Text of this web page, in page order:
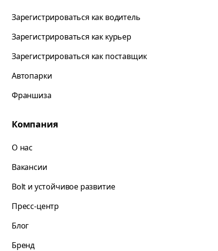
Зарегистрироваться как водитель
Зарегистрироваться как курьер
Зарегистрироваться как поставщик
Автопарки
Франшиза
Компания
О нас
Вакансии
Bolt и устойчивое развитие
Пресс-центр
Блог
Бренд